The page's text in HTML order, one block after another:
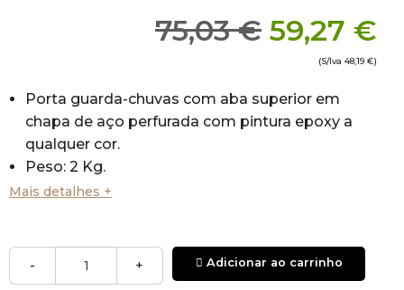
75,03 € 59,27 €
(S/Iva 48,19 €)
Porta guarda-chuvas com aba superior em
chapa de aço perfurada com pintura epoxy a
qualquer cor.
Peso: 2 Kg.
Dimensões: Ø260 x 465mm(Diâmetro x Altura).
acordo com a carta RAL.
Possui recipiente interno amovível para captar
Mais detalhes +
- + Adicionar ao carrinho